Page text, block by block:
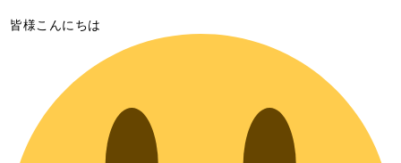
皆様こんにちは